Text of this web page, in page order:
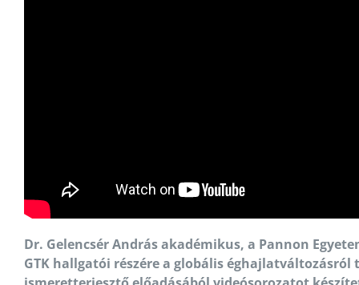
Dr. Gelencsér András akadémikus, a Pannon
GTK hallgatói részére a globális